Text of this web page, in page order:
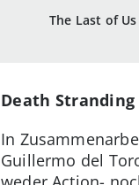
The Last of
Death
In
Guillermo del